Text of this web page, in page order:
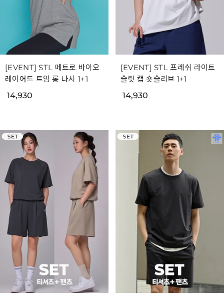
[EVENT] STL 메트로 바이오
레이어드 트임 롱 나시 1+1
14,930
[EVENT] STL 프레쉬 라이트
슬릿 캡 숏슬리브 1+1
14,930